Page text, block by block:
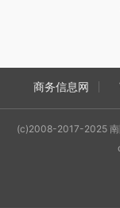
商务信息网
(c)2008-2017-2025 南